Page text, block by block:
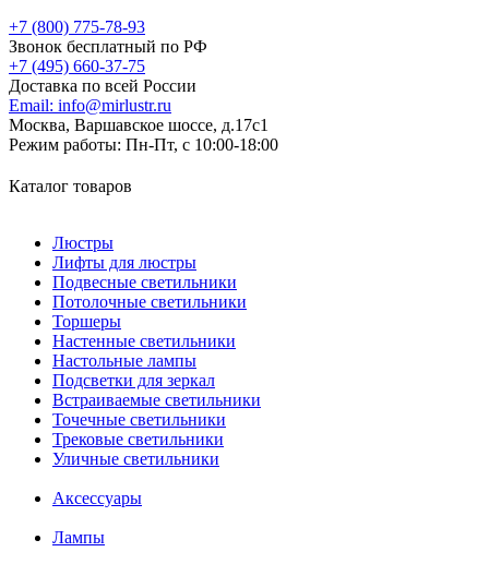
+7 (800) 775-78-93
Звонок бесплатный по РФ
+7 (495) 660-37-75
Доставка по всей России
Email: info@mirlustr.ru
Москва, Варшавское шоссе, д.17c1
Режим работы: Пн-Пт, с 10:00-18:00
Каталог товаров
Люстры
Лифты для люстры
Подвесные светильники
Потолочные светильники
Торшеры
Настенные светильники
Настольные лампы
Подсветки для зеркал
Встраиваемые светильники
Точечные светильники
Трековые светильники
Уличные светильники
Аксессуары
Лампы